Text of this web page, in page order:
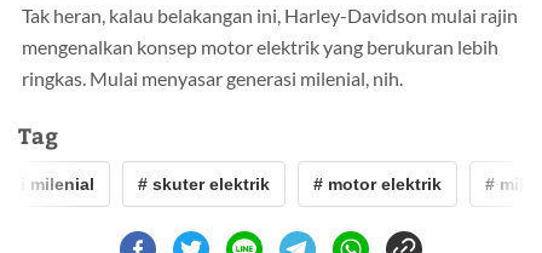
Tak heran, kalau belakangan ini, Harley-Davidson mulai rajin
mengenalkan konsep motor elektrik yang berukuran lebih
ringkas. Mulai menyasar generasi milenial, nih.
Tag
milenial # skuter elektrik # motor elektrik #